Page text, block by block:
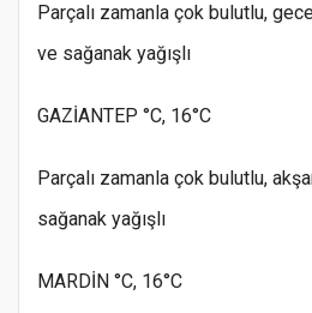
Parçalı zamanla çok bulutlu,
ve sağanak yağışlı
GAZİANTEP °C, 16°C
Parçalı zamanla çok bulutlu,
sağanak yağışlı
MARDİN °C, 16°C